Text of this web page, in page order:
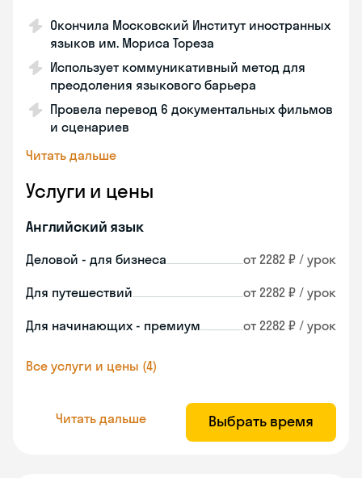
Окончила Московский Институт иностранных
языков им. Мориса Тореза
Использует коммуникативный метод для
преодоления языкового барьера
Провела перевод 6 документальных фильмов
и сценариев
Читать дальше
Услуги и цены
Английский язык
Деловой - для бизнеса от 2282 ₽ / урок
Для путешествий от 2282 ₽ / урок
Для начинающих - премиум от 2282 ₽ / урок
Все услуги и цены (4)
Читать дальше Выбрать время